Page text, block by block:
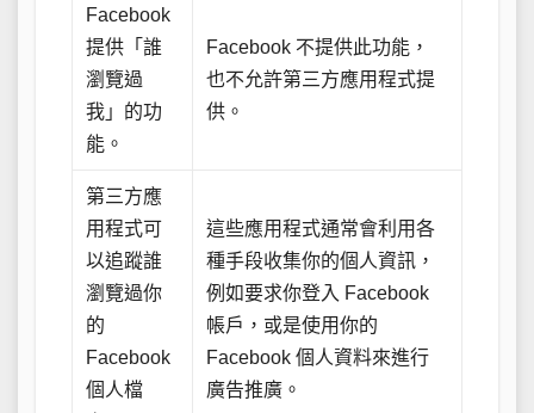
Facebook
提供「誰
瀏覽過
我」的功
能。
Facebook 不提供此功能，
也不允許第三方應用程式提
供。
第三方應
用程式可
以追蹤誰
瀏覽過你
的
Facebook
個人檔
這些應用程式通常會利用各
種手段收集你的個人資訊，
例如要求你登入 Facebook
帳戶，或是使用你的
Facebook 個人資料來進行
廣告推廣。